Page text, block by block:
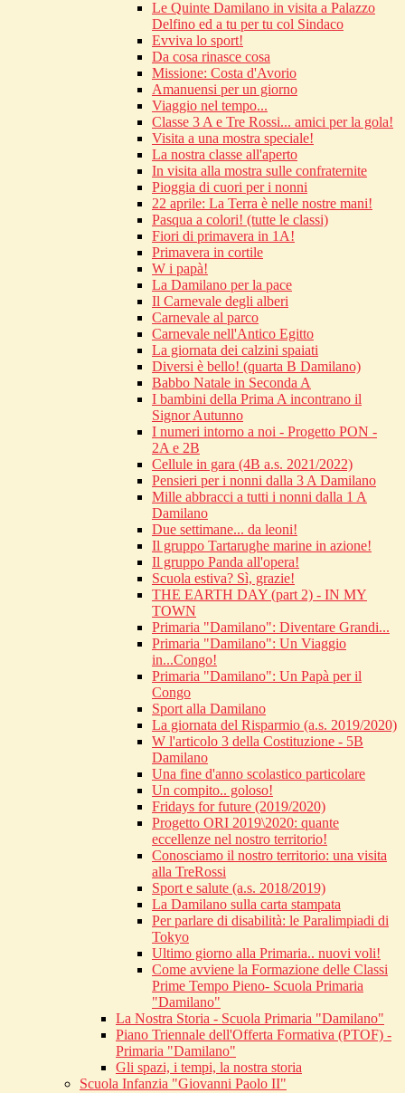
Le Quinte Damilano in visita a Palazzo
Delfino ed a tu per tu col Sindaco
Evviva lo sport!
Da cosa rinasce cosa
Missione: Costa d'Avorio
Amanuensi per un giorno
Viaggio nel tempo...
Classe 3 A e Tre Rossi... amici per la gola!
Visita a una mostra speciale!
La nostra classe all'aperto
In visita alla mostra sulle confraternite
Pioggia di cuori per i nonni
22 aprile: La Terra è nelle nostre mani!
Pasqua a colori! (tutte le classi)
Fiori di primavera in 1A!
Primavera in cortile
W i papà!
La Damilano per la pace
Il Carnevale degli alberi
Carnevale al parco
Carnevale nell'Antico Egitto
La giornata dei calzini spaiati
Diversi è bello! (quarta B Damilano)
Babbo Natale in Seconda A
I bambini della Prima A incontrano il
Signor Autunno
I numeri intorno a noi - Progetto PON -
2A e 2B
Cellule in gara (4B a.s. 2021/2022)
Pensieri per i nonni dalla 3 A Damilano
Mille abbracci a tutti i nonni dalla 1 A
Damilano
Due settimane... da leoni!
Il gruppo Tartarughe marine in azione!
Il gruppo Panda all'opera!
Scuola estiva? Sì, grazie!
THE EARTH DAY (part 2) - IN MY
TOWN
Primaria "Damilano": Diventare Grandi...
Primaria "Damilano": Un Viaggio
in...Congo!
Primaria "Damilano": Un Papà per il
Congo
Sport alla Damilano
La giornata del Risparmio (a.s. 2019/2020)
W l'articolo 3 della Costituzione - 5B
Damilano
Una fine d'anno scolastico particolare
Un compito.. goloso!
Fridays for future (2019/2020)
Progetto ORI 2019\2020: quante
eccellenze nel nostro territorio!
Conosciamo il nostro territorio: una visita
alla TreRossi
Sport e salute (a.s. 2018/2019)
La Damilano sulla carta stampata
Per parlare di disabilità: le Paralimpiadi di
Tokyo
Ultimo giorno alla Primaria.. nuovi voli!
Come avviene la Formazione delle Classi
Prime Tempo Pieno- Scuola Primaria
"Damilano"
La Nostra Storia - Scuola Primaria "Damilano"
Piano Triennale dell'Offerta Formativa (PTOF) -
Primaria "Damilano"
Gli spazi, i tempi, la nostra storia
Scuola Infanzia "Giovanni Paolo II"